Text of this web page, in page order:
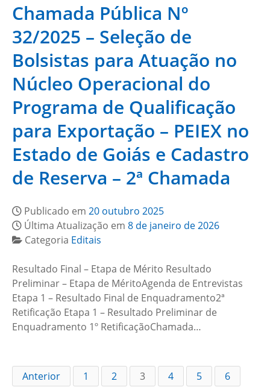
Chamada Pública Nº
32/2025 – Seleção de
Bolsistas para Atuação no
Núcleo Operacional do
Programa de Qualificação
para Exportação – PEIEX no
Estado de Goiás e Cadastro
de Reserva – 2ª Chamada
Publicado em 20 outubro 2025
Última Atualização em 8 de janeiro de 2026
Categoria Editais
Resultado Final – Etapa de Mérito Resultado
Preliminar – Etapa de MéritoAgenda de Entrevistas
Etapa 1 – Resultado Final de Enquadramento2ª
Retificação Etapa 1 – Resultado Preliminar de
Enquadramento 1º RetificaçãoChamada…
Anterior 1 2 3 4 5
6